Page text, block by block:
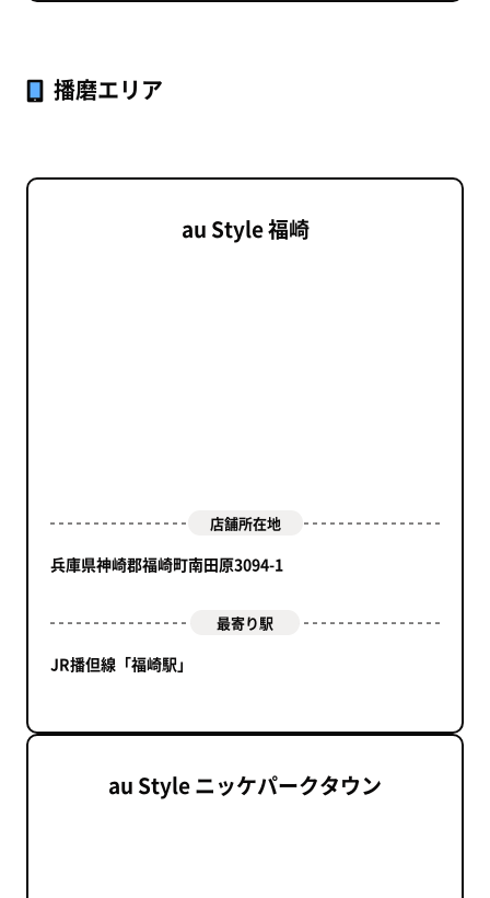
播磨エリア
au Style 福崎
店舗所在地
兵庫県神崎郡福崎町南田原3094-1
最寄り駅
JR播但線「福崎駅」
au Style ニッケパークタウン